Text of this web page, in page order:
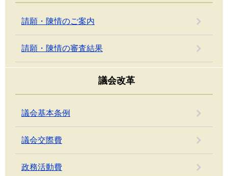
請願・陳情のご案内
請願・陳情の審査結果
議会改革
議会基本条例
議会交際費
政務活動費